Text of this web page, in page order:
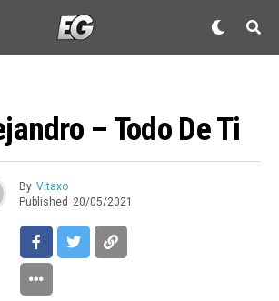
– Todo De Ti
By Vitaxo
Published 20/05/2021